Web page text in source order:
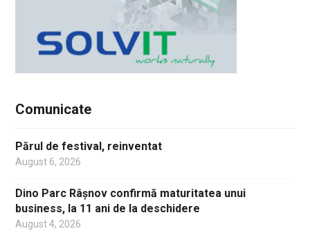
Comunicate
Părul de festival, reinventat
August 6, 2026
Dino Parc Râșnov confirmă maturitatea unui
business, la 11 ani de la deschidere
August 4, 2026